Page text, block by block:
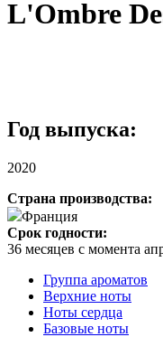
L'Ombre
Год выпуска:
2020
Страна производства:
Франция
Срок годности:
36 месяцев с момента
Группа ароматов
Верхние ноты
Ноты сердца
Базовые ноты